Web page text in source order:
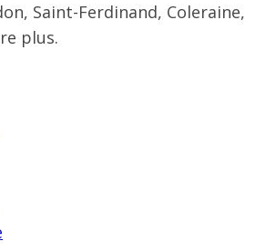
Saint-Ferdinand, Coleraine,
plus.